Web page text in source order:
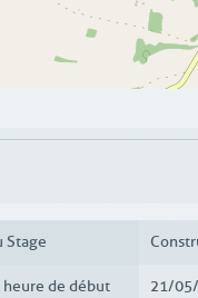
Stage
heure de début 21/